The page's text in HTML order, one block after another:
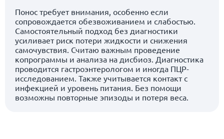
Понос требует внимания, особенно если
сопровождается обезвоживанием и слабостью.
Самостоятельный подход без диагностики
усиливает риск потери жидкости и снижения
самочувствия. Считаю важным проведение
копрограммы и анализа на дисбиоз. Диагностика
проводится гастроэнтерологом и иногда ПЦР-
исследованием. Также учитывается контакт с
инфекцией и уровень питания. Без помощи
возможны повторные эпизоды и потеря веса.